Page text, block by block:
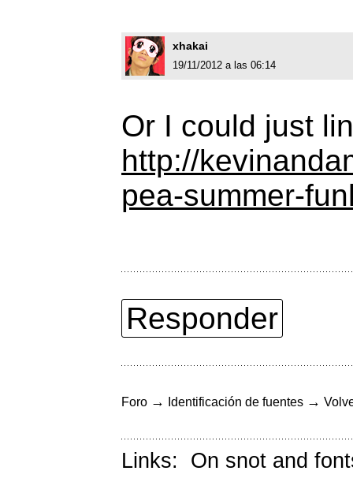
xhakai
19/11/2012 a las 06:14
Or I could just
http://
pea-summer-
Responder
Foro → Identificación de fuentes →
Links: On snot and